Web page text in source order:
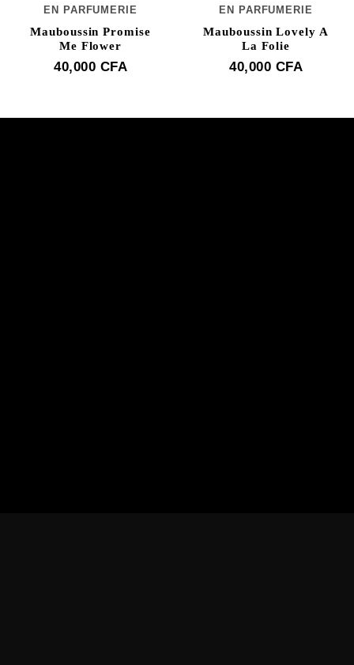
EN PARFUMERIE
Mauboussin Promise
Me Flower
40,000 CFA
EN PARFUMERIE
Mauboussin Lovely A
La Folie
40,000 CFA